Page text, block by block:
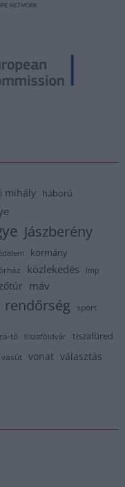
mihály háború
Jászberény
kormány
közlekedés lmp
máv
rendőrség sport
tó tiszaföldvár tiszafüred
vasút vonat választás